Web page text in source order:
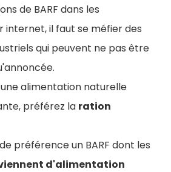
de BARF dans les
internet, il faut se méfier des
qui peuvent ne pas être
une alimentation naturelle
préférez la ration
préférence un BARF dont les
d'alimentation